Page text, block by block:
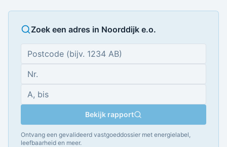
Zoek een adres in Noorddijk e.o.
Bekijk rapport
Ontvang een gevalideerd vastgoeddossier met energielabel,
leefbaarheid en meer.